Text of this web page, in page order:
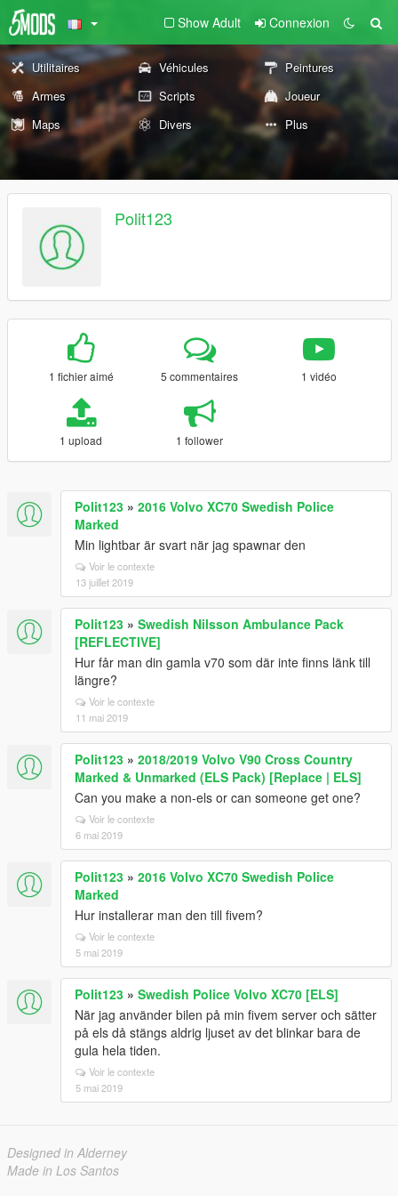
Show Adult Connexion
Utilitaires Véhicules
Peintures
Armes
Scripts
Joueur
Maps
Divers Plus
Polit123
1 fichier aimé 5 commentaires 1 vidéo
1 upload 1 follower
Polit123 » 2016 Volvo XC70 Swedish Police
Marked
Min lightbar är svart när jag spawnar den
Voir le contexte
13 juillet 2019
Polit123 » Swedish Nilsson Ambulance Pack
[REFLECTIVE]
Hur får man din gamla v70 som där inte finns länk till
längre?
Voir le contexte
11 mai 2019
Polit123 » 2018/2019 Volvo V90 Cross Country
Marked & Unmarked (ELS Pack) [Replace | ELS]
Can you make a non-els or can someone get one?
Voir le contexte
6 mai 2019
Polit123 » 2016 Volvo XC70 Swedish Police
Marked
Hur installerar man den till fivem?
Voir le contexte
5 mai 2019
Polit123 » Swedish Police Volvo XC70 [ELS]
När jag använder bilen på min fivem server och sätter
på els då stängs aldrig ljuset av det blinkar bara de
gula hela tiden.
Voir le contexte
5 mai 2019
Designed in Alderney
Made in Los Santos